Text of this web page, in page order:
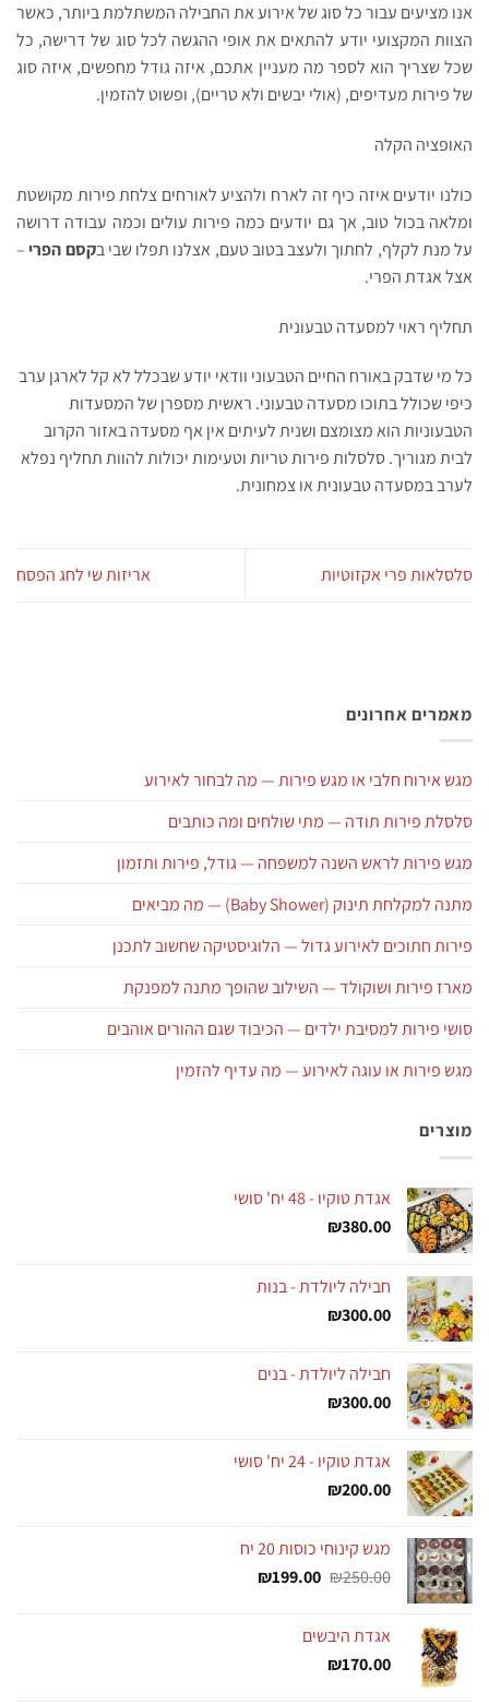
אנו מציעים עבור כל סוג של אירוע את החבילה המשתלמת ביותר, כאשר
הצוות המקצועי יודע להתאים את אופי ההגשה לכל סוג של דרישה, כל
שכל שצריך הוא לספר מה מעניין אתכם, איזה גודל מחפשים, איזה סוג
של פירות מעדיפים, (אולי יבשים ולא טריים), ופשוט להזמין.
האופציה הקלה
כולנו יודעים איזה כיף זה לארח ולהציע לאורחים צלחת פירות מקושטת
ומלאה בכול טוב, אך גם יודעים כמה פירות עולים וכמה עבודה דרושה
על מנת לקלף, לחתוך ולעצב בטוב טעם, אצלנו תפלו שבי בקסם הפרי–
אצל אגדת הפרי.
תחליף ראוי למסעדה טבעונית
כל מי שדבק באורח החיים הטבעוני וודאי יודע שבכלל לא קל לארגן ערב
כיפי שכולל בתוכו מסעדה טבעוני. ראשית מספרן של המסעדות
הטבעוניות הוא מצומצם ושנית לעיתים אין אף מסעדה באזור הקרוב
לבית מגוריך. סלסלות פירות טריות וטעימות יכולות להוות תחליף נפלא
לערב במסעדה טבעונית או צמחונית.
סלסלאות פרי אקזוטיות אריזות שי לחג הפסח
מאמרים אחרונים
מגש אירוח חלבי או מגש פירות — מה לבחור לאירוע
סלסלת פירות תודה — מתי שולחים ומה כותבים
מגש פירות לראש השנה למשפחה — גודל, פירות ותזמון
מתנה למקלחת תינוק (Baby Shower) — מה מביאים
פירות חתוכים לאירוע גדול — הלוגיסטיקה שחשוב לתכנן
מארז פירות ושוקולד — השילוב שהופך מתנה למפנקת
סושי פירות למסיבת ילדים — הכיבוד שגם ההורים אוהבים
מגש פירות או עוגה לאירוע — מה עדיף להזמין
מוצרים
אגדת טוקיו - 48 יח' סושי
₪380.00
חבילה ליולדת - בנות
₪300.00
חבילה ליולדת - בנים
₪300.00
אגדת טוקיו - 24 יח' סושי
₪200.00
מגש קינוחי כוסות 20 יח
₪250.00
המחיר
₪250.00.
₪199.00 המחיר
אגדת היבשים
₪170.00